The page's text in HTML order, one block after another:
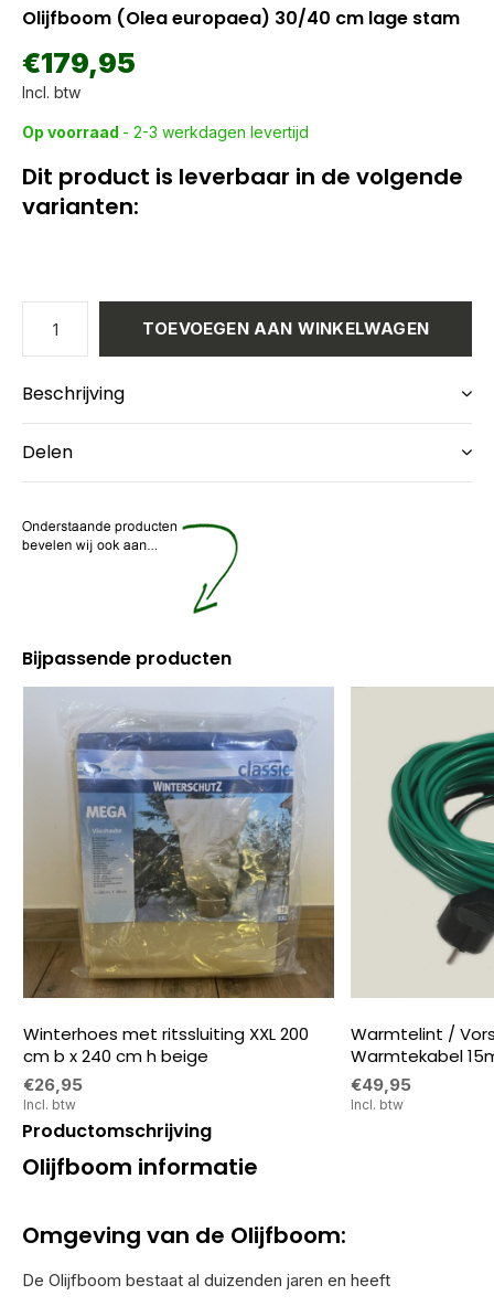
Olijfboom (Olea europaea) 30/40 cm lage stam
€179,95
Incl. btw
Op voorraad - 2-3 werkdagen levertijd
Dit product is leverbaar in de volgende
varianten:
TOEVOEGEN AAN WINKELWAGEN
Beschrijving
Delen
Bijpassende producten
Winterhoes met ritssluiting XXL 200
cm b x 240 cm h beige
€26,95
Incl. btw
Warmtelint /
Warmtekabel
€49,95
Incl. btw
Productomschrijving
Olijfboom informatie
Omgeving van de Olijfboom:
De Olijfboom bestaat al duizenden jaren en heeft